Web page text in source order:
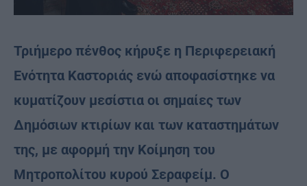
Τριήμερο πένθος κήρυξε η Περιφερειακή
Ενότητα Καστοριάς ενώ αποφασίστηκε να
κυματίζουν μεσίστια οι σημαίες των
Δημόσιων κτιρίων και των καταστημάτων
της, με αφορμή την Κοίμηση του
Μητροπολίτου κυρού Σεραφείμ. Ο